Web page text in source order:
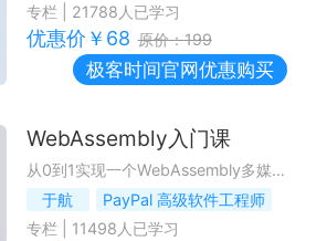
专栏
21788 人已学习
优惠价￥ 68 原价：199
极客时间官网优惠购买
WebAssembly入门课
从0到1实现一个WebAssembly多媒体应用
于航
PayPal 高级软件工程师
专栏
11498 人已学习